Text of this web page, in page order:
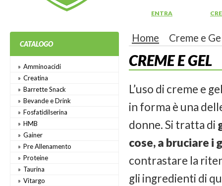
ENTRA
CATALOGO
Amminoacidi
Creatina
Barrette Snack
Bevande e Drink
Fosfatidilserina
HMB
Gainer
Pre Allenamento
Proteine
Taurina
Vitargo
Home Creme e
CREME E GEL
L’uso di creme e
in forma è una
donne. Si tratta di
cose, a bruciare i
contrastare la
gli ingredienti di